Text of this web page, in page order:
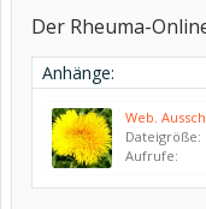
Der Rheuma-
Anhänge:
Web.
Dateigröße:
Aufrufe: